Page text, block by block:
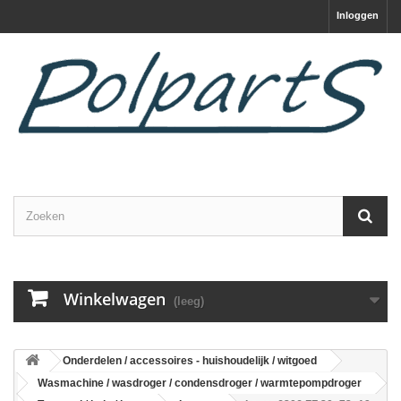
Inloggen
Winkelwagen (leeg)
Onderdelen / accessoires - huishoudelijk / witgoed
Wasmachine / wasdroger / condensdroger / warmtepompdroger